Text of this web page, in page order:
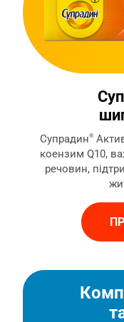
Супрадин®
коензим Q10,
речовин,